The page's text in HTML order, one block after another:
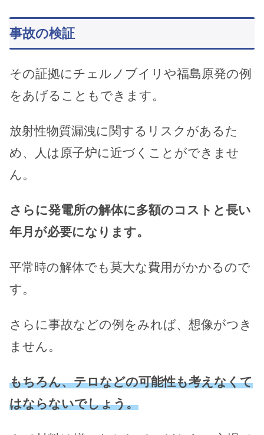
事故の検証
その証拠にチェルノブイリや福島原発の例
をあげることもできます。
放射性物質漏洩に関するリスクがあるた
め、人は原子炉に近づくことができませ
ん。
さらに発電所の解体に多額のコストと長い
年月が必要になります。
平常時の解体でも莫大な費用がかかるので
す。
さらに事故などの例をみれば、想像がつき
ません。
もちろん、テロなどの可能性も考えなくて
はならないでしょう。